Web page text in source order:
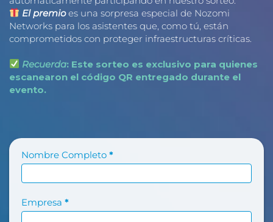
El premioes una sorpresa especial de Nozomi
Networks para los asistentes que, como tú, están
comprometidos con proteger infraestructuras críticas.
Recuerda: Este sorteo es exclusivo para quienes
escanearon el código QR entregado durante el
evento.
4
4
7
0
Nombre Completo *
Empresa *